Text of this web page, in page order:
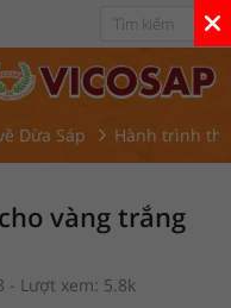
Dừa Sáp Hành trình
vàng trắng
- Lượt xem: 5.8k